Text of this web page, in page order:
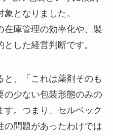
となりました。
在庫管理の効率化や、製
した経営判断です。
と、「これは薬剤そのも
の少ない包装形態のみの
。つまり、セルベック
の問題があったわけでは